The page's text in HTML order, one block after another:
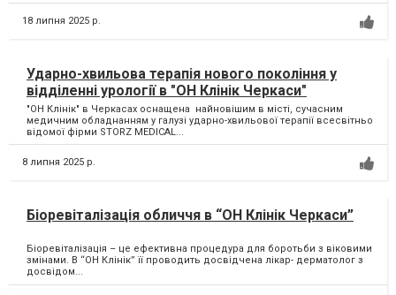
18 липня 2025 р.
Ударно-хвильова терапія нового покоління у
відділенні урології в "ОН Клінік Черкаси"
"ОН Клінік" в Черкасах оснащена найновішим в місті, сучасним
медичним обладнанням у галузі ударно-хвильової терапії всесвітньо
відомої фірми STORZ MEDICAL...
8 липня 2025 р.
Біоревіталізація обличчя в “ОН Клінік Черкаси”
Біоревіталізація – це ефективна процедура для боротьби з віковими
змінами. В “ОН Клінік” її проводить досвідчена лікар- дерматолог з
досвідом...